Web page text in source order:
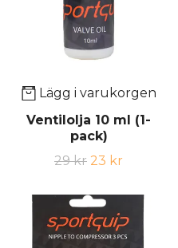
Lägg i varukorgen
Ventilolja 10 ml (1-
pack)
29 kr 23 kr